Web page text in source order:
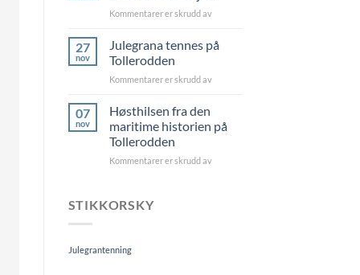
Kommentarer er skrudd avfor
familiefest
Tollerodden
jun
27
nov
Julegrana tennes på
Tollerodden
Kommentarer er skrudd avfor
Tollerodden
07
nov
Høsthilsen fra den
maritime historien på
Tollerodden
Kommentarer er skrudd avfor
STIKKORSKY
Julegrantenning